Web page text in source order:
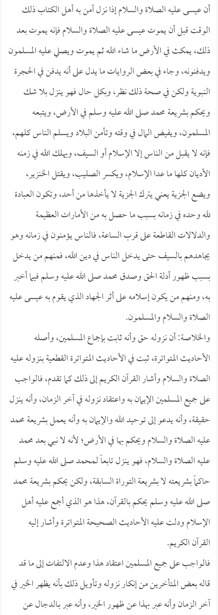
أن عيسى عليه الصلاة والسلام إذا نزل آمن به أهل الكتاب ذلك
الوقت قبل أن يموت عيسى عليه الصلاة والسلام فإنه يموت بعد
ذلك، يمكث في الأرض ما شاء الله ثم يموت ويصلي عليه المسلمون
ويدفنونه، وجاء في بعض الروايات ما يدل على أنه يدفن في الحجرة
النبوية ولكن في صحة ذلك نظر، وبكل حال فهو ينزل بلا شك
ويحكم بشريعة محمد صلى الله عليه وسلم في الأرض، ويتبعه
المسلمون، ويفيض المال في وقته وتأمن البلاد ويسلم الناس كلهم،
فإنه لا يقبل من الناس إلا الإسلام أو السيف، ويهلك الله في زمنه
الأديان كلها ما عدا الإسلام، ويكسر الصليب، ويقتل الخنزير،
ويضع الجزية يعني يترك الجزية لا يأخذها من أحد، وتكون العبادة
لله وحده في زمانه بسبب ما حصل به من الأمارات العظيمة
والدلالات القاطعة على قرب الساعة، فالناس يؤمنون في زمانه وهو
يجاهدهم بالسيف حتى يدخل الناس في دين الله، فمنهم من يدخل
بسبب ظهور أدلة الحق وصدق محمد صلى الله عليه وسلم فيما أخبر
به، ومنهم من يكون إسلامه على أثر الجهاد الذي يقوم به عيسى عليه
الصلاة والسلام والمسلمون.
والخلاصة: أن نزوله حق وأنه ثابت بإجماع المسلمين، وأصله
الأحاديث المتواترة، ثبت في الأحاديث المتواترة القطعية بنزوله عليه
الصلاة والسلام وأشار القرآن الكريم إلى ذلك كما تقدم، فالواجب
على جميع المسلمين الإيمان به واعتقاد نزوله في آخر الزمان، وأنه ينزل
حقيقة، وأنه يدعو إلى توحيد الله والإيمان به وأنه يعمل بشريعة محمد
عليه الصلاة والسلام ويحكم بها في الأرض؛ لأنه لا نبي بعد محمد
عليه الصلاة والسلام، فهو ينزل تابعاً لـمحمد صلى الله عليه وسلم
حاكماً بشريعته لا بشريعة التوراة السابقة، ولكن يحكم بشريعة محمد
صلى الله عليه وسلم يحكم بالقرآن، هذا هو الذي أجمع عليه أهل
الإسلام ودلت عليه الأحاديث الصحيحة المتواترة وأشار إليه
القرآن الكريم.
فالواجب على جميع المسلمين اعتقاد هذا وعدم الالتفات إلى ما قد
قاله بعض المتأخرين من إنكار نزوله وتأويل ذلك بأنه يظهر الخير في
آخر الزمان وأنه عبر بهذا عن ظهور الخير، وأنه عبر بـالدجال عن